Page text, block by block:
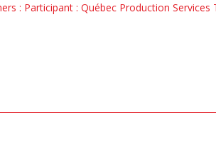
: Participant : Québec Production